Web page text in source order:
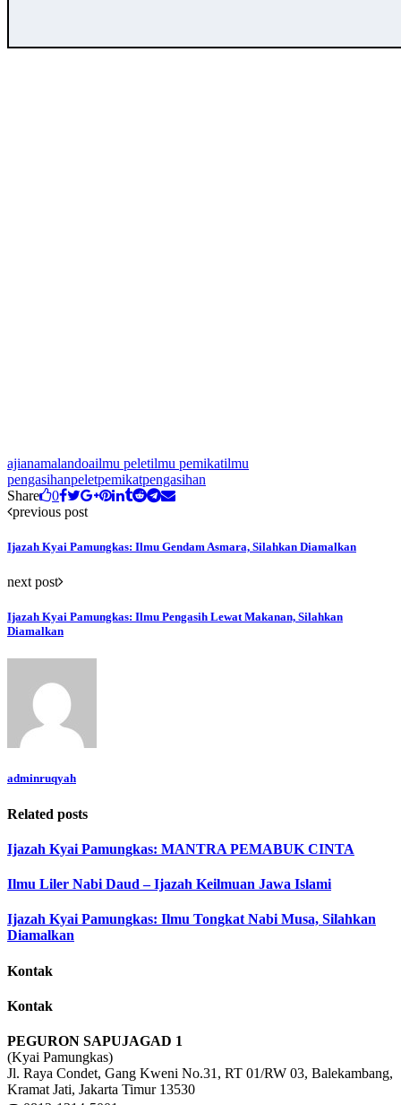
ajianamalandoailmu peletilmu pemikatilmu
pengasihanpeletpemikatpengasihan
Share
0
previous post
Ijazah Kyai Pamungkas: Ilmu Gendam Asmara, Silahkan Diamalkan
next post
Ijazah Kyai Pamungkas: Ilmu Pengasih Lewat Makanan, Silahkan
Diamalkan
adminruqyah
Related posts
Ijazah Kyai Pamungkas: MANTRA PEMABUK CINTA
Ilmu Liler Nabi Daud – Ijazah Keilmuan Jawa Islami
Ijazah Kyai Pamungkas: Ilmu Tongkat Nabi Musa, Silahkan
Diamalkan
Kontak
Kontak
PEGURON SAPUJAGAD 1
(Kyai Pamungkas)
Jl. Raya Condet, Gang Kweni No.31, RT 01/RW 03, Balekambang,
Kramat Jati, Jakarta Timur 13530